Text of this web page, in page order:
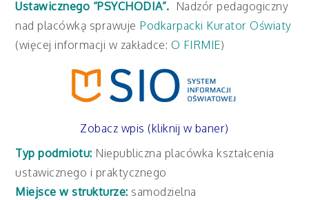
Ustawicznego “PSYCHODIA”. Nadzór pedagogiczny
nad placówką sprawuje Podkarpacki Kurator Oświaty
(więcej informacji w zakładce: O FIRMIE)
Zobacz wpis (kliknij w baner)
Typ podmiotu: Niepubliczna placówka kształcenia
ustawicznego i praktycznego
Miejsce w strukturze: samodzielna